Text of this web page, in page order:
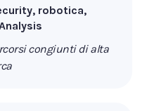
robotica,
congiunti di alta